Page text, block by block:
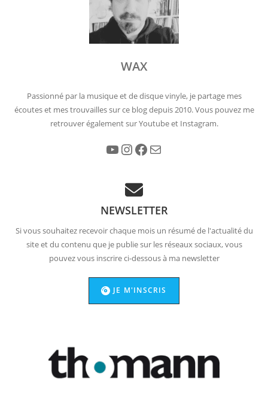
WAX
Passionné par la musique et de disque vinyle, je partage mes
écoutes et mes trouvailles sur ce blog depuis 2010. Vous pouvez me
retrouver également sur Youtube et Instagram.
YouTube Instagram Facebook
NEWSLETTER
Si vous souhaitez recevoir chaque mois un résumé de l'actualité du
site et du contenu que je publie sur les réseaux sociaux, vous
pouvez vous inscrire ci-dessous à ma newsletter
JE M'INSCRIS